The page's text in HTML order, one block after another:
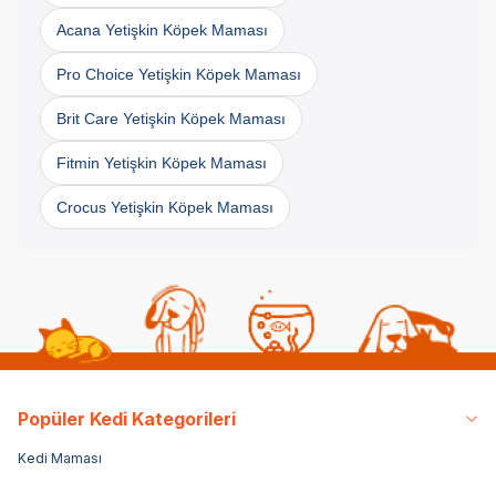
Acana Yetişkin Köpek Maması
Pro Choice Yetişkin Köpek Maması
Brit Care Yetişkin Köpek Maması
Fitmin Yetişkin Köpek Maması
Crocus Yetişkin Köpek Maması
Popüler Kedi Kategorileri
Kedi Maması